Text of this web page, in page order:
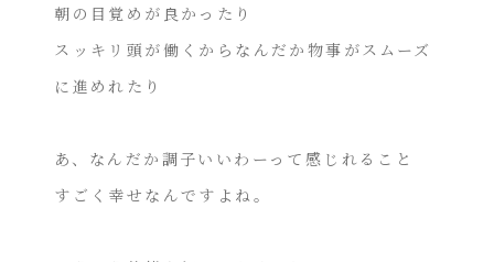
朝の目覚めが良かったり
スッキリ頭が働くからなんだか物事がスムーズ
に進めれたり
あ、なんだか調子いいわーって感じれること
すごく幸せなんですよね。